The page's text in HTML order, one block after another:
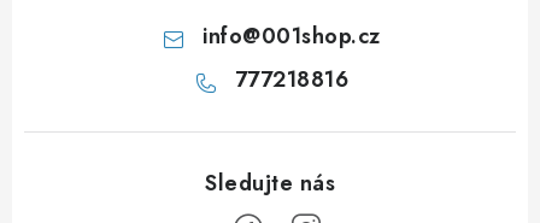
info@001shop.cz
777218816